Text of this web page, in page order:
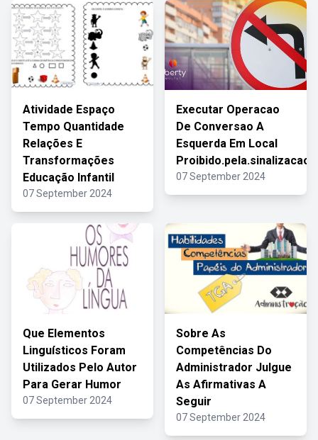
Atividade Espaço
Tempo Quantidade
Relações E
Transformações
Educação Infantil
07 September 2024
Executar Operacao
De Conversao A
Esquerda Em Local
Proibido.pela.sinalizacao
07 September 2024
Que Elementos
Linguísticos Foram
Utilizados Pelo Autor
Para Gerar Humor
07 September 2024
Sobre As
Competências Do
Administrador Julgue
As Afirmativas A
Seguir
07 September 2024